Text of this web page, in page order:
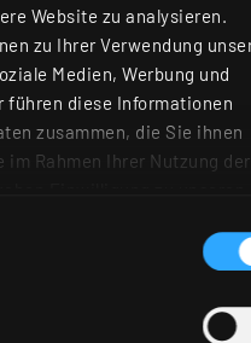
Website zu analysieren.
zu Ihrer Verwendung
Medien, Werbung und
führen diese Informationen
zusammen, die Sie ihnen
Rahmen Ihrer Nutzung der
Datenschutzerklärung